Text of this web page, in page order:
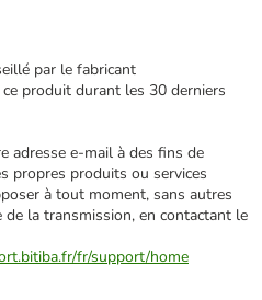
par le fabricant
produit durant les 30 derniers
adresse e‑mail à des fins de
propres produits ou services
à tout moment, sans autres
la transmission, en contactant le
fr/support/home